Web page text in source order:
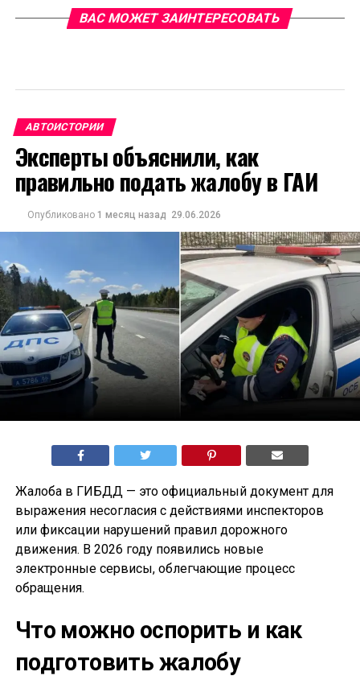
ВАС МОЖЕТ ЗАИНТЕРЕСОВАТЬ
АВТОИСТОРИИ
Эксперты объяснили, как
правильно подать жалобу в ГАИ
Опубликовано 1 месяц назад 29.06.2026
Жалоба в ГИБДД — это официальный документ для
выражения несогласия с действиями инспекторов
или фиксации нарушений правил дорожного
движения. В 2026 году появились новые
электронные сервисы, облегчающие процесс
обращения.
Что можно оспорить и как
подготовить жалобу